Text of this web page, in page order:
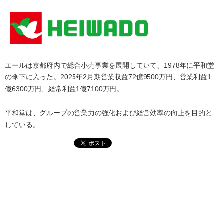
エールは京都府内で総合小売事業を展開していて、1978年に平和堂
の傘下に入った。2025年2月期営業収益72億9500万円、営業利益1
億6300万円、経常利益1億7100万円。
平和堂は、グループの営業力の強化および経営効率の向上を目的と
している。